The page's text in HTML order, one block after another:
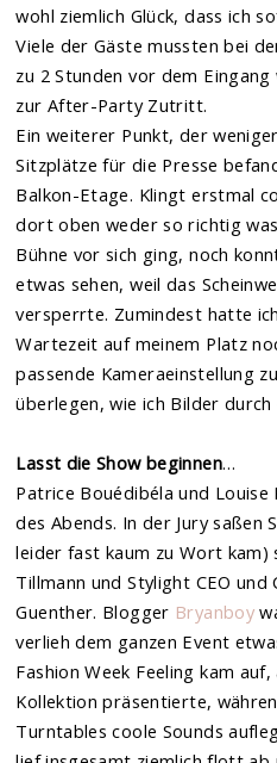
wohl ziemlich Glück, dass ich
Viele der Gäste mussten bei
zu 2 Stunden vor dem
zur After-Party Zutritt.
Ein weiterer Punkt, der
Sitzplätze für die Presse
Balkon-Etage. Klingt erstmal
dort oben weder so richtig
Bühne vor sich ging, noch
etwas sehen, weil das
versperrte. Zumindest hatte
Wartezeit auf meinem Platz
passende Kameraeinstellung
überlegen, wie ich Bilder
Lasst die Show beginnen…
Patrice Bouédibéla und
des Abends. In der Jury saßen
leider fast kaum zu Wort kam)
Tillmann und Stylight CEO und
Guenther. Blogger Bryanboy
verlieh dem ganzen Event
Fashion Week Feeling kam
Kollektion präsentierte,
Turntables coole Sounds